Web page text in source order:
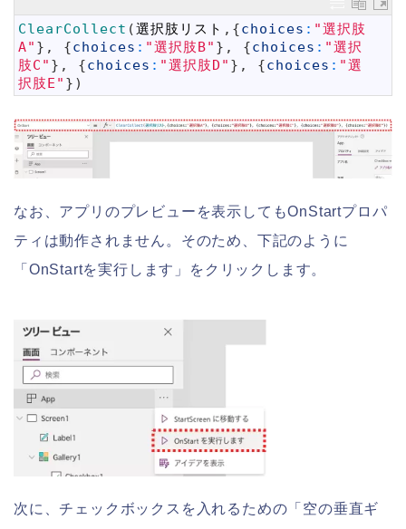
ClearCollect (選択肢リスト , {choices : "選択肢
A" } , {choices : "選択肢B" } , {choices : "選択
肢C" } , {choices : "選択肢D" } , {choices : "選
択肢E" } )
なお、アプリのプレビューを表示してもOnStartプロパ
ティは動作されません。そのため、下記のように
「OnStartを実行します」をクリックします。
次に、チェックボックスを入れるための「空の垂直ギ